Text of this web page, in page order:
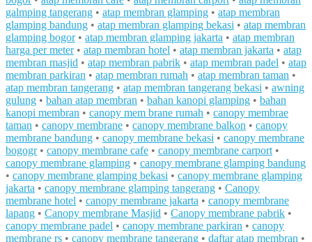
galmping tangerang • atap membran glamping • atap membran
glamping bandung • atap membran glamping bekasi • atap membran
glamping bogor• atap membran glamping jakarta • atap membran
harga per meter• atap membran hotel • atap membran jakarta • atap
membran masjid • atap membran pabrik • atap membran padel • atap
membran parkiran • atap membran rumah • atap membran taman •
atap membran tangerang • atap membran tangerang bekasi • awning
gulung • bahan atap membran • bahan kanopi glamping • bahan
kanopi membran • canopy mem brane rumah • canopy membrae
taman • canopy membrane • canopy membrane balkon • canopy
membrane bandung • canopy membrane bekasi • canopy membrane
bogogr• canopy membrane cafe • canopy membrane carport•
canopy membrane glamping • canopy membrane glamping bandung
• canopy membrane glamping bekasi • canopy membrane glamping
jakarta • canopy membrane glamping tangerang • Canopy
membrane hotel • canopy membrane jakarta • canopy membrane
lapang • Canopy membrane Masjid • Canopy membrane pabrik •
canopy membrane padel • canopy membrane parkiran • canopy
membrane rs • canopy membrane tangerang • daftar atap membran •